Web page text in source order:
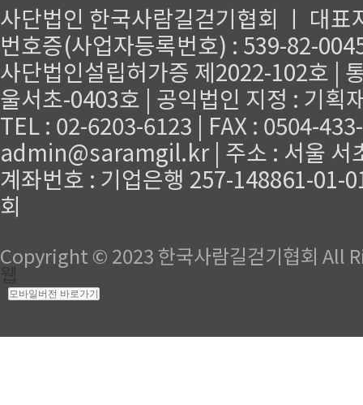
사단법인 한국사람길걷기협회 ㅣ 대
번호증(사업자등록번호) : 539-82-
사단법인설립허가증 제2022-102호 |
울서초-0403호 | 공익법인 지정 : 기획
TEL : 02-6203-6123 | FAX : 0504-
admin@saramgil.kr | 주소 : 서울 서
계좌번호 : 기업은행 257-148861-01-
회
Copyright © 2023 한국사람길걷기협회 All
모바일버전 바로가기